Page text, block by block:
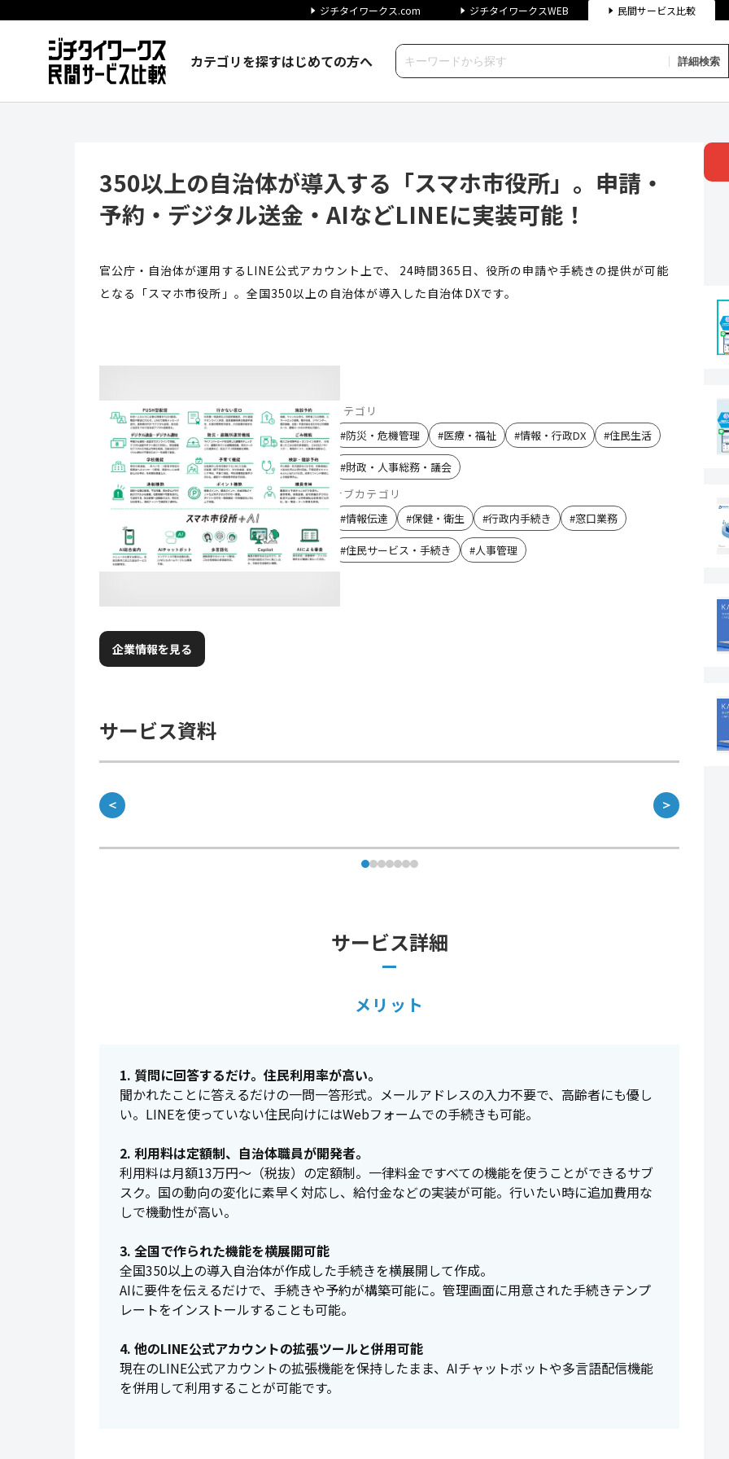
ジチタイワークス.com ジチタイワークスWEB 民間サービス比較
カテゴリを探すはじめての方へ 詳細検索
350以上の自治体が導入する「スマホ市役所」。申請・
予約・デジタル送金・AIなどLINEに実装可能！
官公庁・自治体が運用するLINE公式アカウント上で、 24時間365日、役所の申請や手続きの提供が可能
となる「スマホ市役所」。全国350以上の自治体が導入した自治体DXです。
カテゴリ
#防災・危機管理 #医療・福祉 #情報・行政DX #住民生活
#財政・人事総務・議会
サブカテゴリ
#情報伝達 #保健・衛生 #行政内手続き #窓口業務
#住民サービス・手続き #人事管理
企業情報を見る
サービス資料
＜ ＞
サービス詳細
メリット
1. 質問に回答するだけ。住民利用率が高い。
聞かれたことに答えるだけの一問一答形式。メールアドレスの入力不要で、高齢者にも優し
い。LINEを使っていない住民向けにはWebフォームでの手続きも可能。
2. 利用料は定額制、自治体職員が開発者。
利用料は月額13万円〜（税抜）の定額制。一律料金ですべての機能を使うことができるサブ
スク。国の動向の変化に素早く対応し、給付金などの実装が可能。行いたい時に追加費用な
しで機動性が高い。
3. 全国で作られた機能を横展開可能
全国350以上の導入自治体が作成した手続きを横展開して作成。
AIに要件を伝えるだけで、手続きや予約が構築可能に。管理画面に用意された手続きテンプ
レートをインストールすることも可能。
4. 他のLINE公式アカウントの拡張ツールと併用可能
現在のLINE公式アカウントの拡張機能を保持したまま、AIチャットボットや多言語配信機能
を併用して利用することが可能です。